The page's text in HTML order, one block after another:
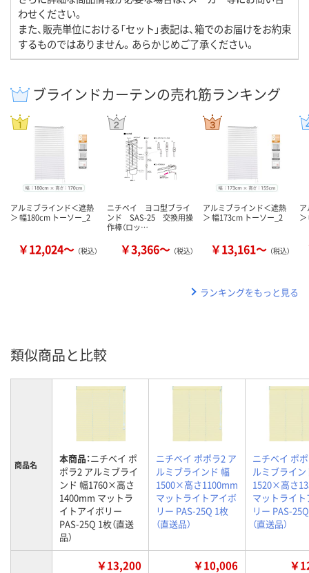
わせください。
また、販売単位における「セット」表記は、箱でのお届けをお約束
するものではありません。あらかじめご了承ください。
ブラインドカーテンの売れ筋ランキング
アルミブラインド＜遮熱
＞ 幅180cm トーソー_2
￥12,024～ （税込）
ニチベイ ヨコ型ブライ
ンド SAS-25 交換用操
作棒（ロッ…
￥3,366～ （税込）
アルミブラインド＜遮熱
＞ 幅173cm トーソー_2
￥13,161～ （税込）
ランキングをもっと見る
類似商品と比較
商品名 本商品：ニチベイ ポ
ポラ2 アルミブライ
ンド 幅1760×高さ
1400mm マットラ
イトアイボリー
PAS-25Q 1枚（直送
品）
ニチベイ ポポラ2 ア
ルミブラインド 幅
1500×高さ1100mm
マットライトアイボ
リー PAS-25Q 1枚
（直送品）
ニチベイ ポ
ルミブライン
1520×高さ
マットライ
リー PAS-
（直送品）
￥13,200 ￥10,006 ￥